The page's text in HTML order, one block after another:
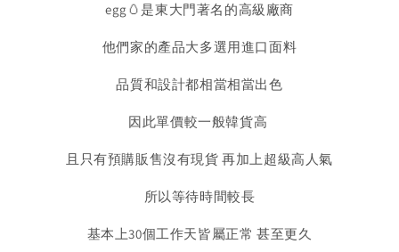
egg🥚是東大門著名的高級廠商
他們家的產品大多選用進口面料
品質和設計都相當相當出色
因此單價較一般韓貨高
且只有預購販售沒有現貨 再加上超級高人氣
所以等待時間較長
基本上30個工作天皆屬正常 甚至更久